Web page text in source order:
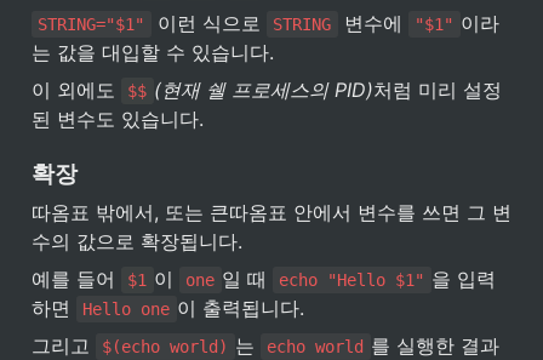
STRING="$1" 이런 식으로 STRING 변수에 "$1" 이라
는 값을 대입할 수 있습니다.
이 외에도
$$ (현재 쉘 프로세스의 PID)처럼 미리 설정
된 변수도 있습니다.
확장
따옴표 밖에서, 또는 큰따옴표 안에서 변수를 쓰면 그 변
수의 값으로 확장됩니다.
예를 들어
$1 이 one 일 때 echo "Hello $1" 을 입력
하면
Hello one 이 출력됩니다.
그리고
$(echo world) 는 echo world 를 실행한 결과